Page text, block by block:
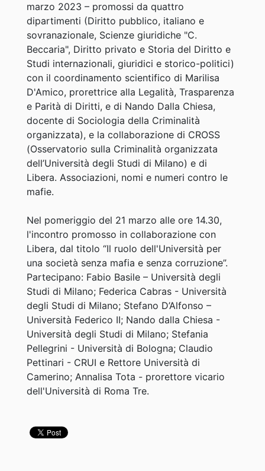
marzo 2023 – promossi da quattro
dipartimenti (Diritto pubblico, italiano e
sovranazionale, Scienze giuridiche "C.
Beccaria", Diritto privato e Storia del Diritto e
Studi internazionali, giuridici e storico-politici)
con il coordinamento scientifico di Marilisa
D'Amico, prorettrice alla Legalità, Trasparenza
e Parità di Diritti, e di Nando Dalla Chiesa,
docente di Sociologia della Criminalità
organizzata), e la collaborazione di CROSS
(Osservatorio sulla Criminalità organizzata
dell’Università degli Studi di Milano) e di
Libera. Associazioni, nomi e numeri contro le
mafie.
Nel pomeriggio del 21 marzo alle ore 14.30,
l'incontro promosso in collaborazione con
Libera, dal titolo “Il ruolo dell'Università per
una società senza mafia e senza corruzione”.
Partecipano: Fabio Basile – Università degli
Studi di Milano; Federica Cabras - Università
degli Studi di Milano; Stefano D’Alfonso –
Università Federico II; Nando dalla Chiesa -
Università degli Studi di Milano; Stefania
Pellegrini - Università di Bologna; Claudio
Pettinari - CRUI e Rettore Università di
Camerino; Annalisa Tota - prorettore vicario
dell'Università di Roma Tre.